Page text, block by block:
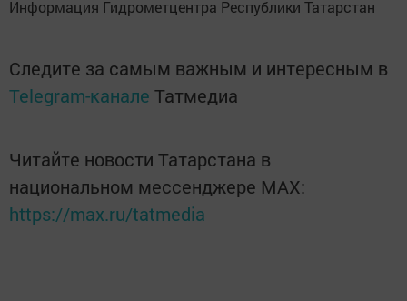
Информация Гидрометцентра Республики Татарстан
Следите за самым важным и интересным в
Telegram-канале Татмедиа
Читайте новости Татарстана в
национальном мессенджере MАХ:
https://max.ru/tatmedia